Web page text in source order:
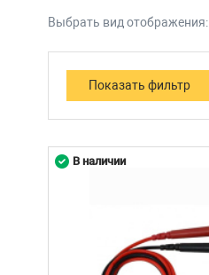
Выбрать вид отображения:
В наличии